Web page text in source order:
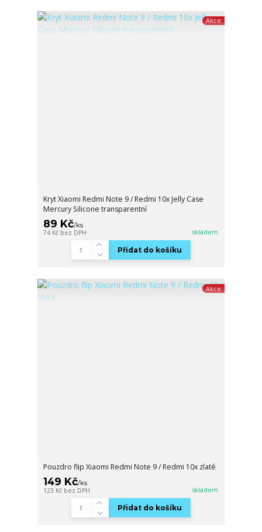
Akce
Kryt Xiaomi Redmi Note 9 / Redmi 10x Jelly Case
Mercury Silicone transparentní
89 Kč/ks
74 Kč bez DPH skladem
Přidat do košíku
Akce
Pouzdro flip Xiaomi Redmi Note 9 / Redmi 10x zlaté
149 Kč/ks
123 Kč bez DPH skladem
Přidat do košíku